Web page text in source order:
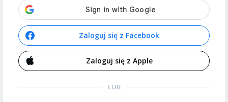
Zaloguj się z Facebook
Zaloguj się z Apple
LUB